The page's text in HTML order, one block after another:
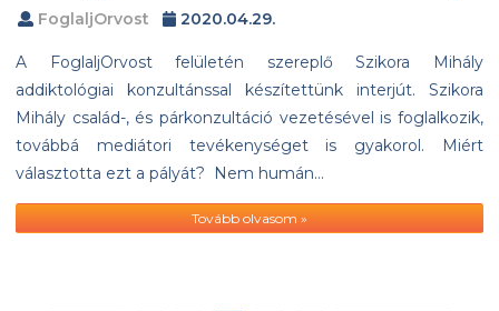
FoglaljOrvost 2020.04.29.
A FoglaljOrvost felületén szereplő Szikora Mihály
addiktológiai konzultánssal készítettünk interjút. Szikora
Mihály család-, és párkonzultáció vezetésével is foglalkozik,
továbbá mediátori tevékenységet is gyakorol. Miért
választotta ezt a pályát? Nem humán…
Tovább olvasom »